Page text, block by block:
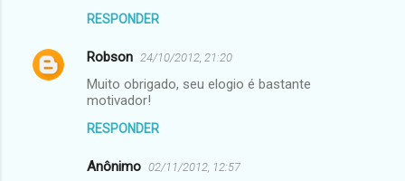
n
RESPONDER
Robson 24/10/2012, 21:20
Muito obrigado, seu elogio é bastante
motivador!
RESPONDER
Anônimo 02/11/2012, 12:57